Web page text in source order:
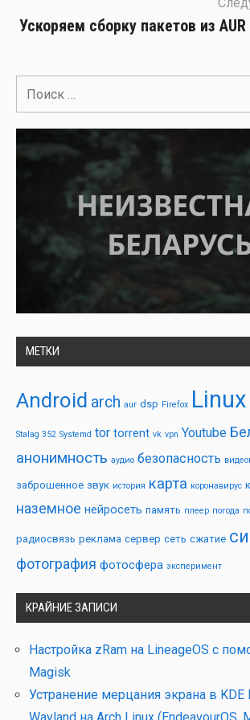
Ускоряем сборку пакетов из
Поиск
для:
МЕТКИ
Android arch aur dsp Firefox Linux
Stalag 352 Systemd tor torrent vk vpn Youtube
анонимность аудио безопасность
заброшенное звук история карта коронавирус
наземное нейросеть память плеер погода
радиосвязь реклама сервер сеть сжатие
фотография фотосфера эксперимент
КРАЙНИЕ ЗАПИСИ
Настройка zRam на LineageOS с
Magisk
Устранение мерцания экрана в KDE